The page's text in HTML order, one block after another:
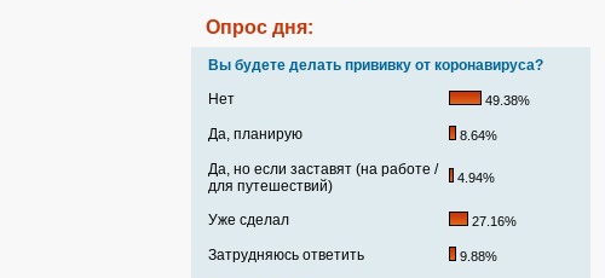
Опрос дня:
Вы будете делать прививку от коронавируса?
Нет
49.38%
Да, планирую 8.64%
Да, но если заставят (на работе /
для путешествий)
4.94%
Уже сделал 27.16%
Затрудняюсь ответить 9.88%